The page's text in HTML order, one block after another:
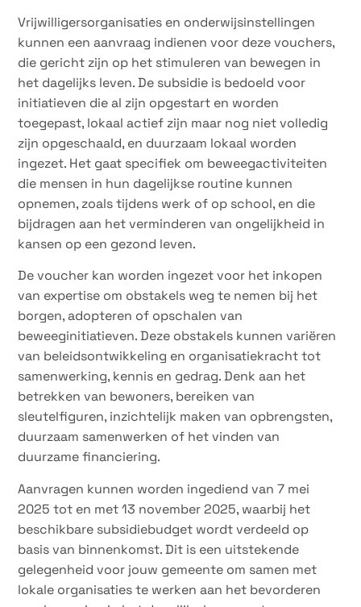
Vrijwilligersorganisaties en onderwijsinstellingen
kunnen een aanvraag indienen voor deze vouchers,
die gericht zijn op het stimuleren van bewegen in
het dagelijks leven. De subsidie is bedoeld voor
initiatieven die al zijn opgestart en worden
toegepast, lokaal actief zijn maar nog niet volledig
zijn opgeschaald, en duurzaam lokaal worden
ingezet. Het gaat specifiek om beweegactiviteiten
die mensen in hun dagelijkse routine kunnen
opnemen, zoals tijdens werk of op school, en die
bijdragen aan het verminderen van ongelijkheid in
kansen op een gezond leven.
De voucher kan worden ingezet voor het inkopen
van expertise om obstakels weg te nemen bij het
borgen, adopteren of opschalen van
beweeginitiatieven. Deze obstakels kunnen variëren
van beleidsontwikkeling en organisatiekracht tot
samenwerking, kennis en gedrag. Denk aan het
betrekken van bewoners, bereiken van
sleutelfiguren, inzichtelijk maken van opbrengsten,
duurzaam samenwerken of het vinden van
duurzame financiering.
Aanvragen kunnen worden ingediend van 7 mei
2025 tot en met 13 november 2025, waarbij het
beschikbare subsidiebudget wordt verdeeld op
basis van binnenkomst. Dit is een uitstekende
gelegenheid voor jouw gemeente om samen met
lokale organisaties te werken aan het bevorderen